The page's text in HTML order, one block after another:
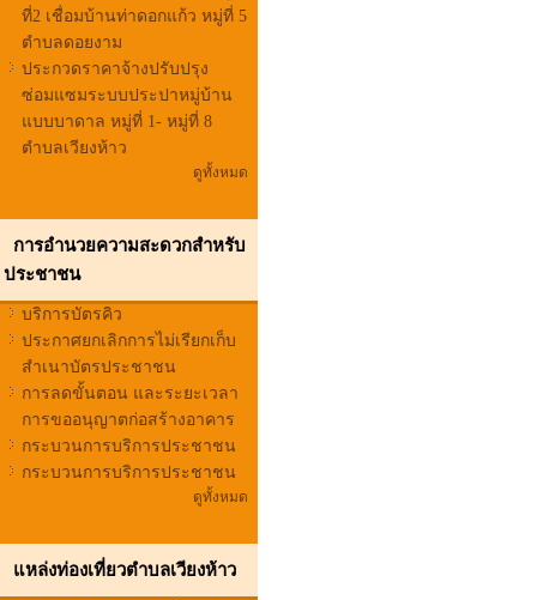
ที่2 เชื่อมบ้านท่าดอกแก้ว หมู่ที่ 5
ตำบลดอยงาม
ประกวดราคาจ้างปรับปรุง
ซ่อมแซมระบบประปาหมู่บ้าน
แบบบาดาล หมู่ที่ 1- หมู่ที่ 8
ตำบลเวียงห้าว
ดูทั้งหมด
การอำนวยความสะดวกสำหรับ
ประชาชน
บริการบัตรคิว
ประกาศยกเลิกการไม่เรียกเก็บ
สำเนาบัตรประชาชน
การลดขั้นตอน และระยะเวลา
การขออนุญาตก่อสร้างอาคาร
กระบวนการบริการประชาชน
กระบวนการบริการประชาชน
ดูทั้งหมด
แหล่งท่องเที่ยวตำบลเวียงห้าว